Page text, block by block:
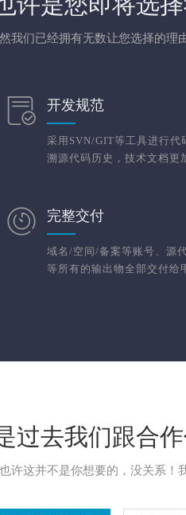
我们已经拥有无数让您选择的理
开发规范
采用SVN/GIT等工具进行代
溯源代码历史，技术文档更
完整交付
域名/空间/备案等账号、源
等所有的输出物全部交付给
过去我们跟合
也许这并不是你想要的，没关系！